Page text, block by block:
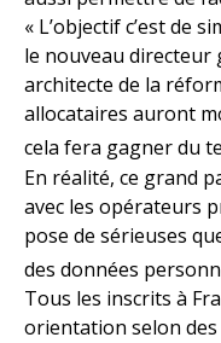
« L’objectif c’est de
le nouveau directeur
architecte de la
allocataires auront
cela fera gagner du
En réalité, ce grand
avec les opérateurs
pose de sérieuses
des données
Tous les inscrits à
orientation selon des